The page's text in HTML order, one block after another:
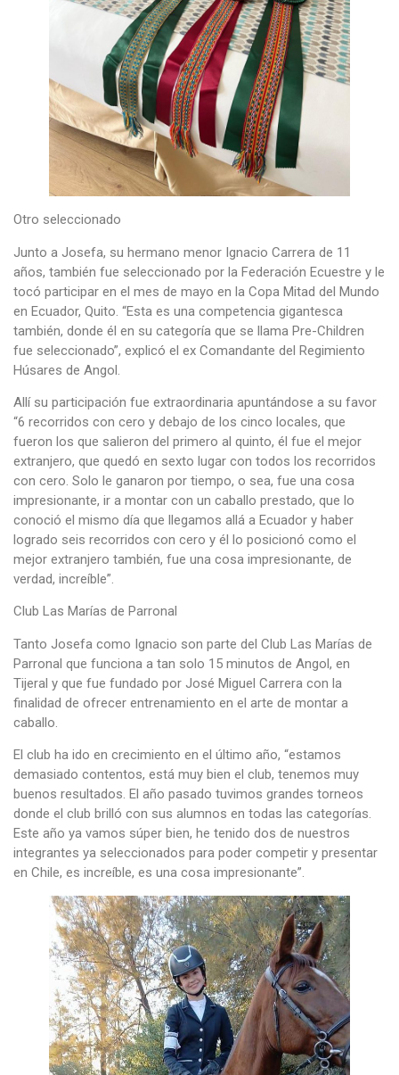
Otro seleccionado
Junto a Josefa, su hermano menor Ignacio Carrera de 11
años, también fue seleccionado por la Federación Ecuestre y le
tocó participar en el mes de mayo en la Copa Mitad del Mundo
en Ecuador, Quito. “Esta es una competencia gigantesca
también, donde él en su categoría que se llama Pre-Children
fue seleccionado”, explicó el ex Comandante del Regimiento
Húsares de Angol.
Allí su participación fue extraordinaria apuntándose a su favor
“6 recorridos con cero y debajo de los cinco locales, que
fueron los que salieron del primero al quinto, él fue el mejor
extranjero, que quedó en sexto lugar con todos los recorridos
con cero. Solo le ganaron por tiempo, o sea, fue una cosa
impresionante, ir a montar con un caballo prestado, que lo
conoció el mismo día que llegamos allá a Ecuador y haber
logrado seis recorridos con cero y él lo posicionó como el
mejor extranjero también, fue una cosa impresionante, de
verdad, increíble”.
Club Las Marías de Parronal
Tanto Josefa como Ignacio son parte del Club Las Marías de
Parronal que funciona a tan solo 15 minutos de Angol, en
Tijeral y que fue fundado por José Miguel Carrera con la
finalidad de ofrecer entrenamiento en el arte de montar a
caballo.
El club ha ido en crecimiento en el último año, “estamos
demasiado contentos, está muy bien el club, tenemos muy
buenos resultados. El año pasado tuvimos grandes torneos
donde el club brilló con sus alumnos en todas las categorías.
Este año ya vamos súper bien, he tenido dos de nuestros
integrantes ya seleccionados para poder competir y presentar
en Chile, es increíble, es una cosa impresionante”.